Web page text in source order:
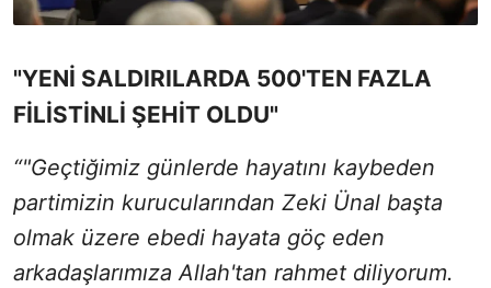
"YENİ SALDIRILARDA 500'TEN FAZLA
FİLİSTİNLİ ŞEHİT OLDU"
“"Geçtiğimiz günlerde hayatını kaybeden
partimizin kurucularından Zeki Ünal başta
olmak üzere ebedi hayata göç eden
arkadaşlarımıza Allah'tan rahmet diliyorum.